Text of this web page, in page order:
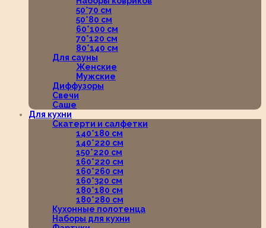
50*70 см
50*80 см
60*100 см
70*120 см
80*140 см
Для сауны
Женские
Мужские
Диффузоры
Свечи
Саше
Для кухни
Скатерти и салфетки
140*180 см
140*220 см
150*220 см
160*220 см
160*260 см
160*320 см
180*180 см
180*280 см
Кухонные полотенца
Наборы для кухни